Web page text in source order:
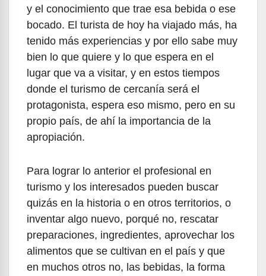
y el conocimiento que trae esa bebida o ese
bocado. El turista de hoy ha viajado más, ha
tenido más experiencias y por ello sabe muy
bien lo que quiere y lo que espera en el
lugar que va a visitar, y en estos tiempos
donde el turismo de cercanía será el
protagonista, espera eso mismo, pero en su
propio país, de ahí la importancia de la
apropiación.
Para lograr lo anterior el profesional en
turismo y los interesados pueden buscar
quizás en la historia o en otros territorios, o
inventar algo nuevo, porqué no, rescatar
preparaciones, ingredientes, aprovechar los
alimentos que se cultivan en el país y que
en muchos otros no, las bebidas, la forma